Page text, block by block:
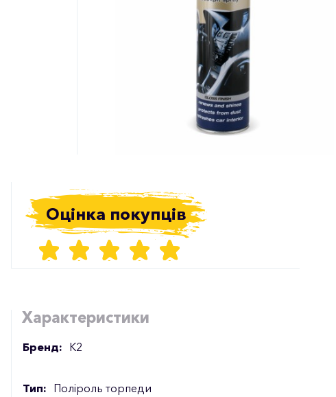
Оцінка покупців
Характеристики
Бренд: К2
Тип: Поліроль торпеди